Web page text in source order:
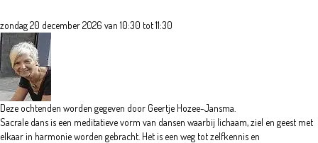
zondag 20 december 2026 van 10:30 tot 11:30
Deze ochtenden worden gegeven door Geertje Hozee-Jansma.
Sacrale dans is een meditatieve vorm van dansen waarbij lichaam, ziel en geest met
elkaar in harmonie worden gebracht. Het is een weg tot zelfkennis en